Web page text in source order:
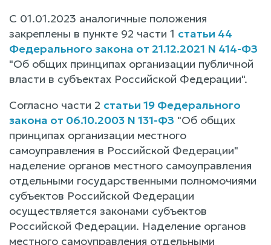
С 01.01.2023 аналогичные положения
закреплены в пункте 92 части 1 статьи 44
Федерального закона от 21.12.2021 N 414-ФЗ
"Об общих принципах организации публичной
власти в субъектах Российской Федерации".
Согласно части 2 статьи 19 Федерального
закона от 06.10.2003 N 131-ФЗ "Об общих
принципах организации местного
самоуправления в Российской Федерации"
наделение органов местного самоуправления
отдельными государственными полномочиями
субъектов Российской Федерации
осуществляется законами субъектов
Российской Федерации. Наделение органов
местного самоуправления отдельными